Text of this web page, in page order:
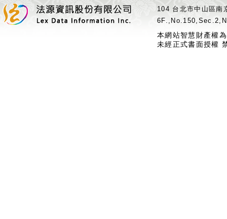
104 台北市中山區
本網站智慧財產權
未經正式書面授權